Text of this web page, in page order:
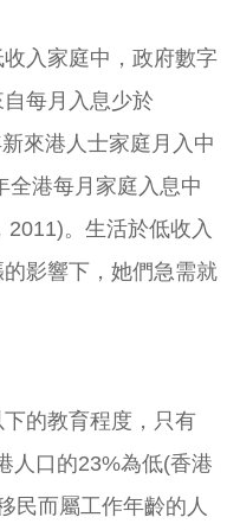
入家庭中，政府數字
每月入息少於
來港人士家庭月入中
全港每月家庭入息中
。生活於低收入
影響下，她們急需就
的教育程度，只有
人口的23%為低(香港
民而屬工作年齡的人